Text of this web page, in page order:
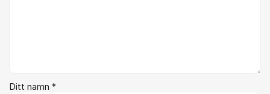
Ditt namn *